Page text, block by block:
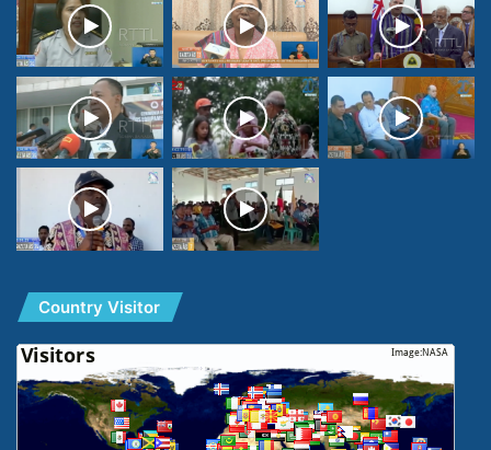
Country Visitor